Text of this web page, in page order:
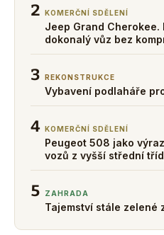
2 KOMERČNÍ SDĚLENÍ
Jeep Grand Cherokee.
dokonalý vůz bez
3 REKONSTRUKCE
Vybavení podlaháře
4 KOMERČNÍ SDĚLENÍ
Peugeot 508 jako
vozů z vyšší střední
5 ZAHRADA
Tajemství stále zelené